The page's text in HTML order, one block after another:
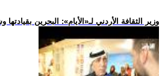
.. وزير الثقافة الأردني لـ«الأيام»: البحرين